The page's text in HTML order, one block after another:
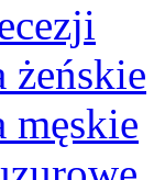
żeńskie
męskie